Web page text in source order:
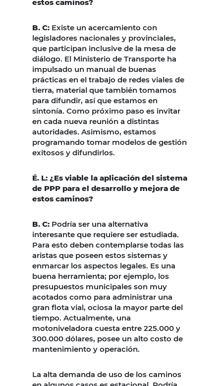
estos caminos?
B. C: Existe un acercamiento con
legisladores nacionales y provinciales,
que participan inclusive de la mesa de
diálogo. El Ministerio de Transporte ha
impulsado un manual de buenas
prácticas en el trabajo de redes viales de
tierra, material que también tomamos
para difundir, así que estamos en
sintonía. Como próximo paso es invitar
en cada nueva reunión a distintas
autoridades. Asimismo, estamos
programando tomar modelos de gestión
exitosos y difundirlos.
É. L: ¿Es viable la aplicación del sistema
de PPP para el desarrollo y mejora de
estos caminos?
B. C: Podría ser una alternativa
interesante que requiere ser estudiada.
Para esto deben contemplarse todas las
aristas que poseen estos sistemas y
enmarcar los aspectos legales. Es una
buena herramienta; por ejemplo, los
presupuestos municipales son muy
acotados como para administrar una
gran flota vial, ociosa la mayor parte del
tiempo. Actualmente, una
motoniveladora cuesta entre 225.000 y
300.000 dólares, posee un alto costo de
mantenimiento y operación.
La alta demanda de uso de los caminos